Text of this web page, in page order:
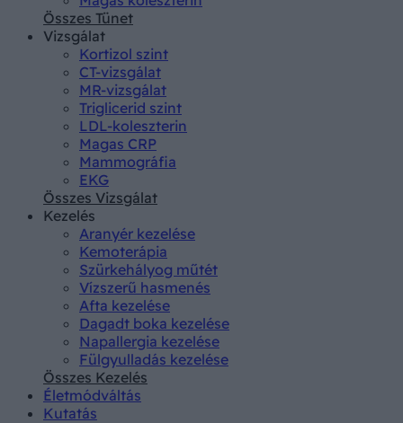
Összes Tünet
Vizsgálat
Kortizol szint
CT-vizsgálat
MR-vizsgálat
Triglicerid szint
LDL-koleszterin
Magas CRP
Mammográfia
EKG
Összes Vizsgálat
Kezelés
Aranyér kezelése
Kemoterápia
Szürkehályog műtét
Vízszerű hasmenés
Afta kezelése
Dagadt boka kezelése
Napallergia kezelése
Fülgyulladás kezelése
Összes Kezelés
Életmódváltás
Kutatás